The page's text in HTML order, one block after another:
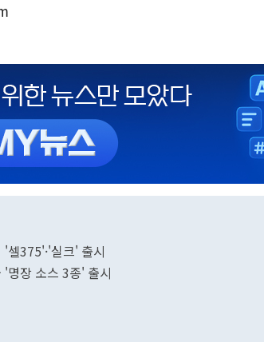
셀375'·'실크' 출시
명장 소스 3종' 출시